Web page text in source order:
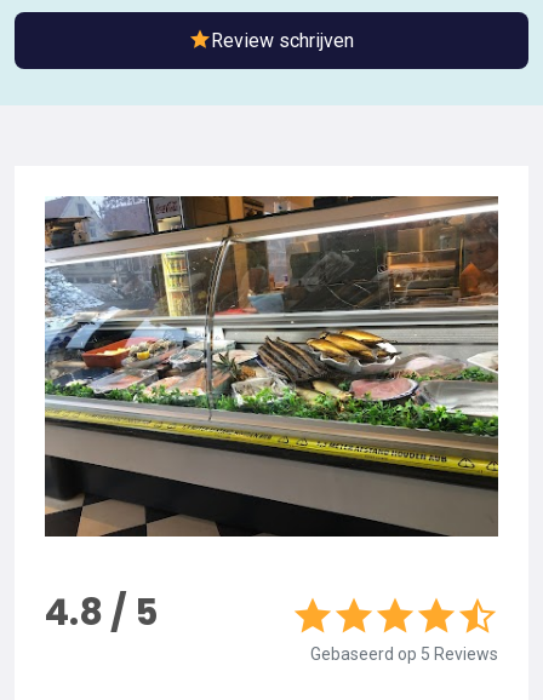
Review schrijven
4.8 / 5
Gebaseerd op 5 Reviews